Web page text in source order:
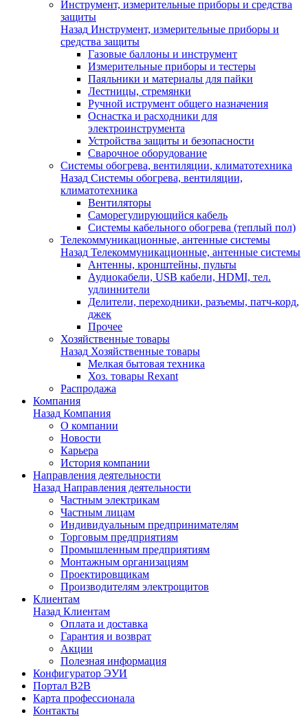
Инструмент, измерительные приборы и средства
защиты
Назад Инструмент, измерительные приборы и
средства защиты
Газовые баллоны и инструмент
Измерительные приборы и тестеры
Паяльники и материалы для пайки
Лестницы, стремянки
Ручной иструмент общего назначения
Оснастка и расходники для
электроинструмента
Устройства защиты и безопасности
Сварочное оборудование
Системы обогрева, вентиляции, климатотехника
Назад Системы обогрева, вентиляции,
климатотехника
Вентиляторы
Саморегулирующийся кабель
Системы кабельного обогрева (теплый пол)
Телекоммуникационные, антенные системы
Назад Телекоммуникационные, антенные системы
Антенны, кронштейны, пульты
Аудиокабели, USB кабели, HDMI, тел.
удлиннители
Делители, переходники, разъемы, патч-корд,
джек
Прочее
Хозяйственные товары
Назад Хозяйственные товары
Мелкая бытовая техника
Хоз. товары Rexant
Распродажа
Компания
Назад Компания
О компании
Новости
Карьера
История компании
Направления деятельности
Назад Направления деятельности
Частным электрикам
Частным лицам
Индивидуальным предпринимателям
Торговым предприятиям
Промышленным предприятиям
Монтажным организациям
Проектировщикам
Производителям электрощитов
Клиентам
Назад Клиентам
Оплата и доставка
Гарантия и возврат
Акции
Полезная информация
Конфигуратор ЭУИ
Портал B2B
Карта профессионала
Контакты